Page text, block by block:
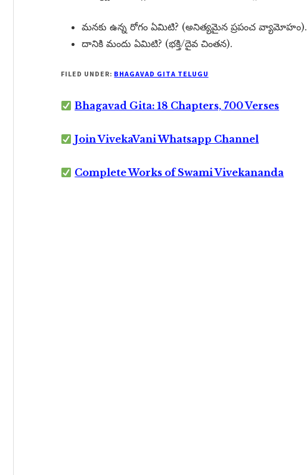
మనకు ఉన్న రోగం ఏమిటి? (అనిత్యమైన ప్రపంచ వ్యామోహం).
దానికి మందు ఏమిటి? (భక్తి/దైవ చింతన).
FILED UNDER: BHAGAVAD GITA TELUGU
Bhagavad Gita: 18 Chapters, 700 Verses
Join VivekaVani Whatsapp Channel
Complete Works of Swami Vivekananda